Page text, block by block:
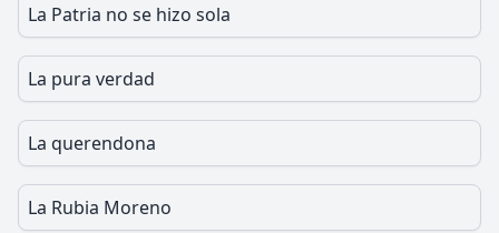
La Patria no se hizo sola
La pura verdad
La querendona
La Rubia Moreno